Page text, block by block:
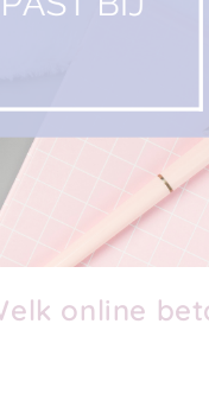
online